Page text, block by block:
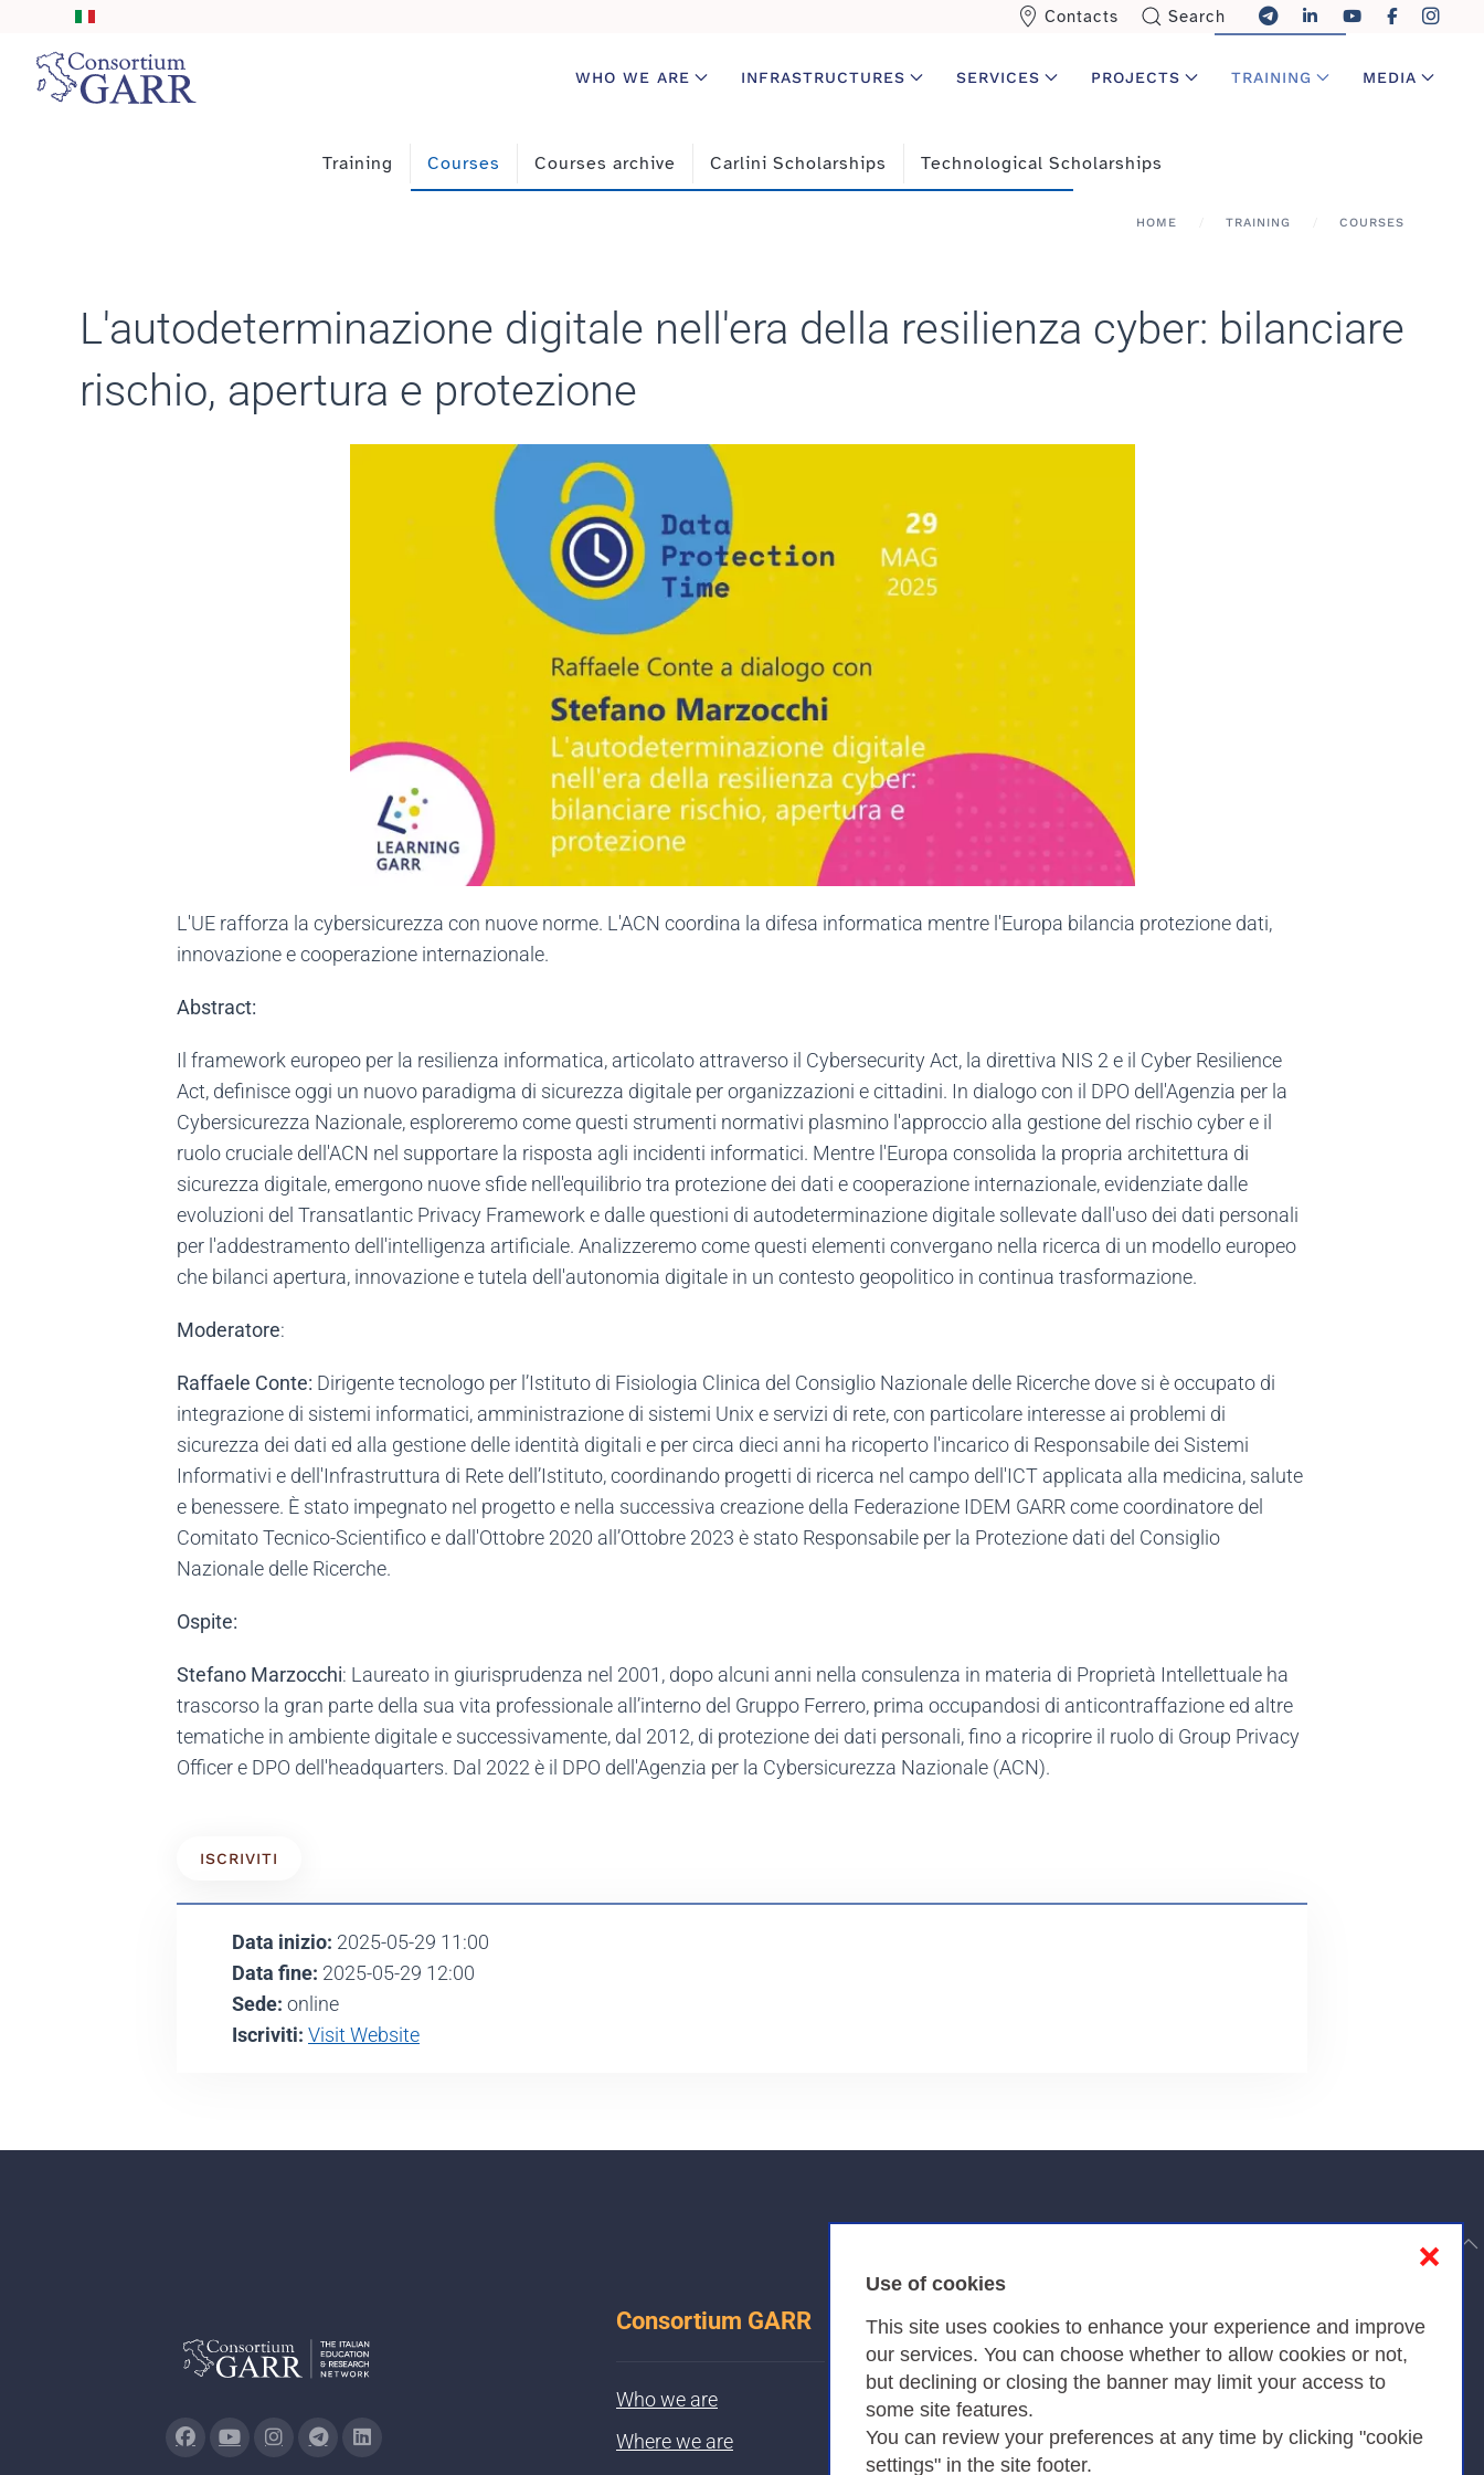
Use of cookies
This site uses cookies to enhance your experience and improve
our services. You can choose whether to allow cookies or not,
but declining or closing the banner may limit your access to
some site features.
You can review your preferences at any time by clicking "cookie
settings" in the site footer.
❌
Skip to main content
Contacts Search
WHO WE ARE INFRASTRUCTURES SERVICES PROJECTS TRAINING MEDIA
Training Courses Courses archive Carlini Scholarships Technological Scholarships
HOME TRAINING COURSES
L'autodeterminazione digitale nell'era della resilienza cyber: bilanciare
rischio, apertura e protezione
L'UE rafforza la cybersicurezza con nuove norme. L'ACN coordina la difesa informatica mentre l'Europa bilancia protezione dati,
innovazione e cooperazione internazionale.
Abstract:
Il framework europeo per la resilienza informatica, articolato attraverso il Cybersecurity Act, la direttiva NIS 2 e il Cyber Resilience
Act, definisce oggi un nuovo paradigma di sicurezza digitale per organizzazioni e cittadini. In dialogo con il DPO dell'Agenzia per la
Cybersicurezza Nazionale, esploreremo come questi strumenti normativi plasmino l'approccio alla gestione del rischio cyber e il
ruolo cruciale dell'ACN nel supportare la risposta agli incidenti informatici. Mentre l'Europa consolida la propria architettura di
sicurezza digitale, emergono nuove sfide nell'equilibrio tra protezione dei dati e cooperazione internazionale, evidenziate dalle
evoluzioni del Transatlantic Privacy Framework e dalle questioni di autodeterminazione digitale sollevate dall'uso dei dati personali
per l'addestramento dell'intelligenza artificiale. Analizzeremo come questi elementi convergano nella ricerca di un modello europeo
che bilanci apertura, innovazione e tutela dell'autonomia digitale in un contesto geopolitico in continua trasformazione.
Moderatore:
Raffaele Conte: Dirigente tecnologo per l’Istituto di Fisiologia Clinica del Consiglio Nazionale delle Ricerche dove si è occupato di
integrazione di sistemi informatici, amministrazione di sistemi Unix e servizi di rete, con particolare interesse ai problemi di
sicurezza dei dati ed alla gestione delle identità digitali e per circa dieci anni ha ricoperto l'incarico di Responsabile dei Sistemi
Informativi e dell'Infrastruttura di Rete dell’Istituto, coordinando progetti di ricerca nel campo dell'ICT applicata alla medicina, salute
e benessere. È stato impegnato nel progetto e nella successiva creazione della Federazione IDEM GARR come coordinatore del
Comitato Tecnico-Scientifico e dall'Ottobre 2020 all’Ottobre 2023 è stato Responsabile per la Protezione dati del Consiglio
Nazionale delle Ricerche.
Ospite:
Stefano Marzocchi: Laureato in giurisprudenza nel 2001, dopo alcuni anni nella consulenza in materia di Proprietà Intellettuale ha
trascorso la gran parte della sua vita professionale all’interno del Gruppo Ferrero, prima occupandosi di anticontraffazione ed altre
tematiche in ambiente digitale e successivamente, dal 2012, di protezione dei dati personali, fino a ricoprire il ruolo di Group Privacy
Officer e DPO dell'headquarters. Dal 2022 è il DPO dell'Agenzia per la Cybersicurezza Nazionale (ACN).
ISCRIVITI
Data inizio: 2025-05-29 11:00
Data fine: 2025-05-29 12:00
Sede: online
Iscriviti: Visit Website
to top
Consortium GARR
Who we are
Where we are
Privacy
Cookies Policy